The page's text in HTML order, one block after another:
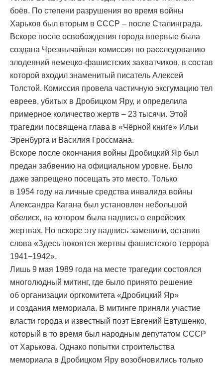
боёв. По степени разрушения во время войны
Харьков был вторым в СССР – после Сталинграда.
Вскоре после освобождения города впервые была
создана Чрезвычайная комиссия по расследованию
злодеяний немецко-фашистских захватчиков, в состав
которой входил знаменитый писатель Алексей
Толстой. Комиссия провела частичную эксгумацию тел
евреев, убитых в Дробицком Яру, и определила
примерное количество жертв – 23 тысячи. Этой
трагедии посвящена глава в «Чёрной книге» Ильи
Эренбурга и Василия Гроссмана.
Вскоре после окончания войны Дробицкий Яр был
предан забвению на официальном уровне. Было
даже запрещено посещать это место. Только
в 1954 году на личные средства инвалида войны
Александра Кагана был установлен небольшой
обелиск, на котором была надпись о еврейских
жертвах. Но вскоре эту надпись заменили, оставив
слова «Здесь покоятся жертвы фашистского террора
1941−1942».
Лишь 9 мая 1989 года на месте трагедии состоялся
многолюдный митинг, где было принято решение
об организации оргкомитета «Дробицкий Яр»
и создания мемориала. В митинге приняли участие
власти города и известный поэт Евгений Евтушенко,
который в то время был народным депутатом СССР
от Харькова. Однако попытки строительства
мемориала в Дробицком Яру возобновились только